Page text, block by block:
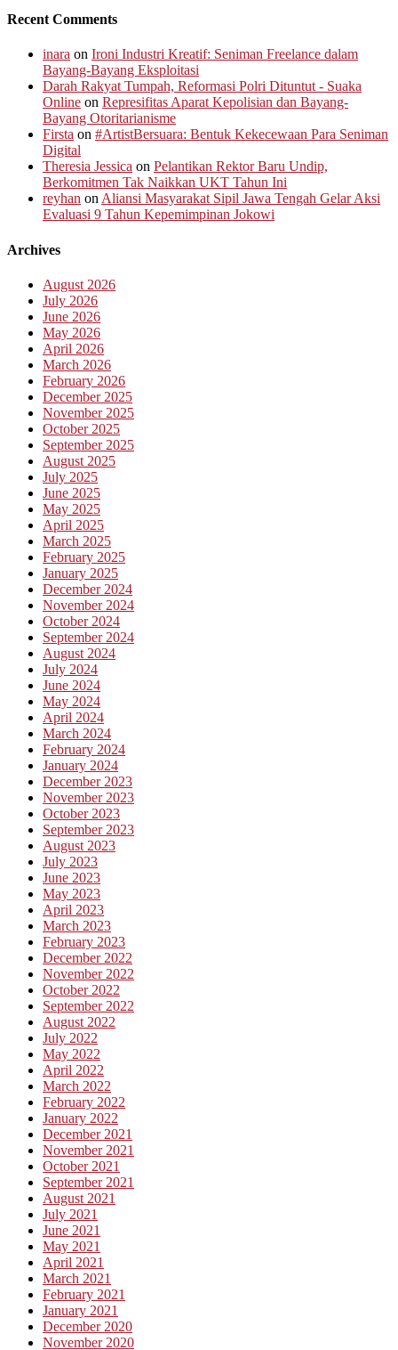
Recent Comments
inara on Ironi Industri Kreatif: Seniman Freelance dalam
Bayang-Bayang Eksploitasi
Darah Rakyat Tumpah, Reformasi Polri Dituntut - Suaka
Online on Represifitas Aparat Kepolisian dan Bayang-
Bayang Otoritarianisme
Firsta on #ArtistBersuara: Bentuk Kekecewaan Para Seniman
Digital
Theresia Jessica on Pelantikan Rektor Baru Undip,
Berkomitmen Tak Naikkan UKT Tahun Ini
reyhan onAliansi Masyarakat Sipil Jawa Tengah Gelar Aksi
Evaluasi 9 Tahun Kepemimpinan Jokowi
Archives
August 2026
July 2026
June 2026
May 2026
April 2026
March 2026
February 2026
December 2025
November 2025
October 2025
September 2025
August 2025
July 2025
June 2025
May 2025
April 2025
March 2025
February 2025
January 2025
December 2024
November 2024
October 2024
September 2024
August 2024
July 2024
June 2024
May 2024
April 2024
March 2024
February 2024
January 2024
December 2023
November 2023
October 2023
September 2023
August 2023
July 2023
June 2023
May 2023
April 2023
March 2023
February 2023
December 2022
November 2022
October 2022
September 2022
August 2022
July 2022
May 2022
April 2022
March 2022
February 2022
January 2022
December 2021
November 2021
October 2021
September 2021
August 2021
July 2021
June 2021
May 2021
April 2021
March 2021
February 2021
January 2021
December 2020
November 2020